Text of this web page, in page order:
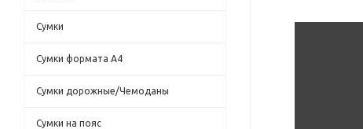
Сумки
Сумки формата А4
Сумки дорожные/Чемоданы
Сумки на пояс